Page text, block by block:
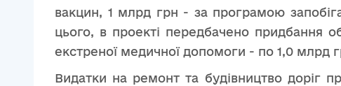
вакцин, 1 млрд грн - за програмою
цього, в проекті передбачено придбання
екстреної медичної допомоги - по 1,0 млрд
Видатки на ремонт та будівництво доріг